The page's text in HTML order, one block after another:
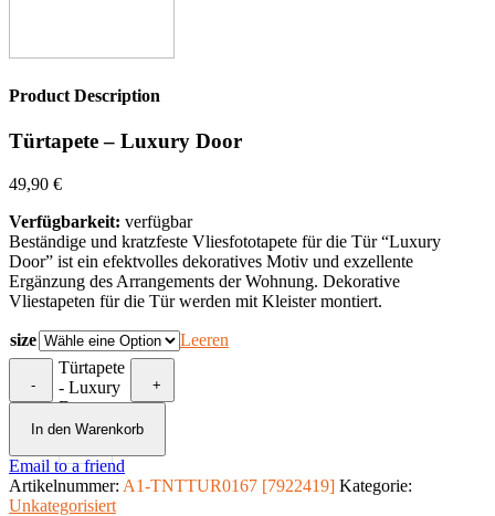
Product Description
Türtapete – Luxury Door
49,90 €
Verfügbarkeit: verfügbar
Beständige und kratzfeste Vliesfototapete für die Tür “Luxury
Door” ist ein efektvolles dekoratives Motiv und exzellente
Ergänzung des Arrangements der Wohnung. Dekorative
Vliestapeten für die Tür werden mit Kleister montiert.
size Leeren
-
Türtapete
- Luxury
Door
Menge
+
In den Warenkorb
Email to a friend
Artikelnummer: A1-TNTTUR0167 [7922419] Kategorie:
Unkategorisiert